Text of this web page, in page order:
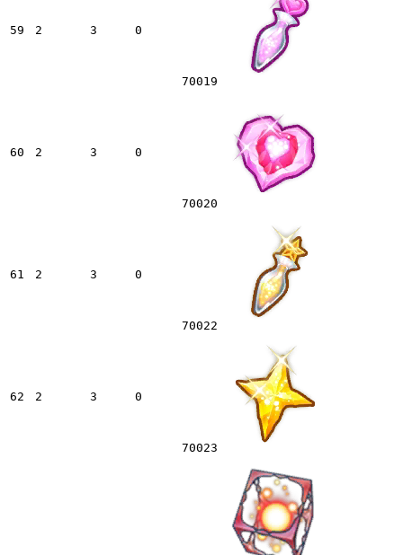
59 2 3 0
70019
60 2 3 0
70020
61 2 3 0
70022
62 2 3 0
70023